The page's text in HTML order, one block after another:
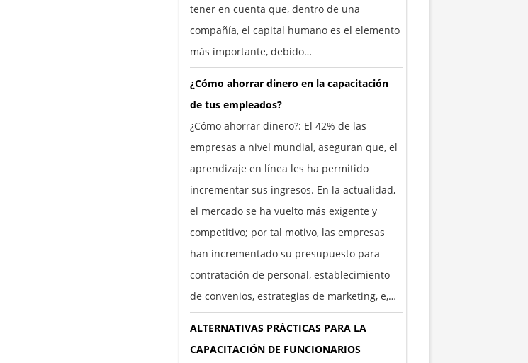
tener en cuenta que, dentro de una
compañía, el capital humano es el elemento
más importante, debido…
¿Cómo ahorrar dinero en la capacitación
de tus empleados?
¿Cómo ahorrar dinero?: El 42% de las
empresas a nivel mundial, aseguran que, el
aprendizaje en línea les ha permitido
incrementar sus ingresos. En la actualidad,
el mercado se ha vuelto más exigente y
competitivo; por tal motivo, las empresas
han incrementado su presupuesto para
contratación de personal, establecimiento
de convenios, estrategias de marketing, e,…
ALTERNATIVAS PRÁCTICAS PARA LA
CAPACITACIÓN DE FUNCIONARIOS